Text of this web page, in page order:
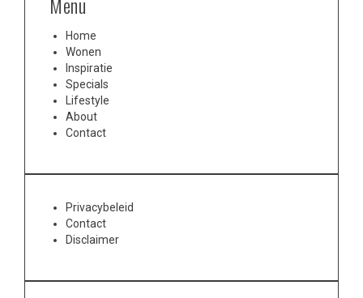
Home
Wonen
Inspiratie
Specials
Lifestyle
About
Contact
Privacybeleid
Contact
Disclaimer